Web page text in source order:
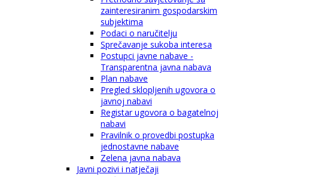
zainteresiranim gospodarskim
subjektima
Podaci o naručitelju
Sprečavanje sukoba interesa
Postupci javne nabave -
Transparentna javna nabava
Plan nabave
Pregled sklopljenih ugovora o
javnoj nabavi
Registar ugovora o bagatelnoj
nabavi
Pravilnik o provedbi postupka
jednostavne nabave
Zelena javna nabava
Javni pozivi i natječaji